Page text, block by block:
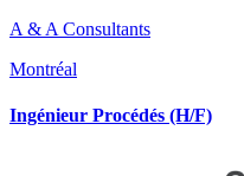
A & A Consultants
Montréal
Ingénieur Procédés (H/F)